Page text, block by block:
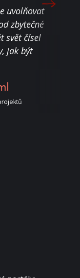
uvolňovat
zbytečné
svět čísel
jak být